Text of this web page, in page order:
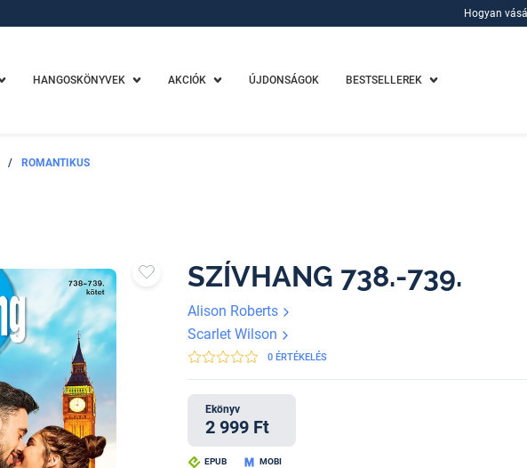
Hogyan
HANGOSKÖNYVEK AKCIÓK ÚJDONSÁGOK BESTSELLEREK
/ ROMANTIKUS
SZÍVHANG 738.-739.
Alison Roberts
Scarlet Wilson
0 ÉRTÉKELÉS
Ekönyv
2 999 Ft
EPUB MOBI